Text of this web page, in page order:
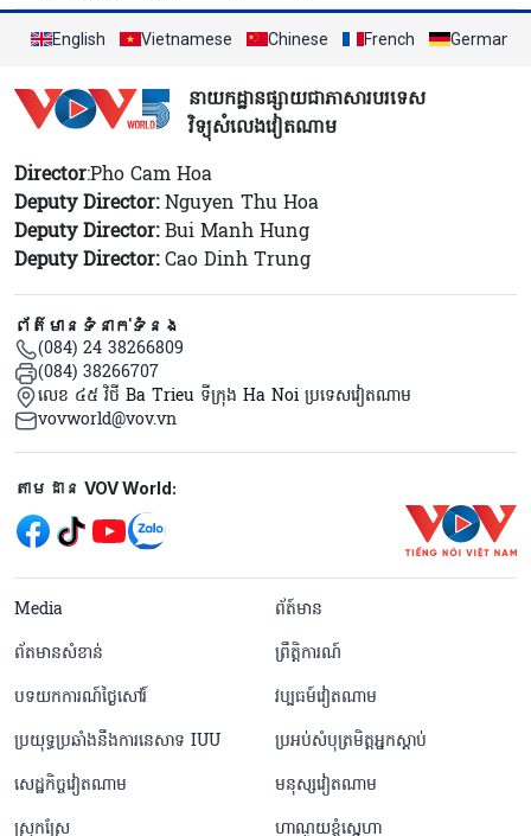
English Vietnamese Chinese French German
នាយកដ្ឋានផ្សាយជាភាសារបរទេស
វិទ្យុសំលេងវៀតណាម
Director:Pho Cam Hoa
Deputy Director:Nguyen Thu Hoa
Deputy Director:Bui Manh Hung
Deputy Director:Cao Dinh Trung
ព័ត៌មានទំនាក់ទំនង
(084) 24 38266809
(084) 38266707
លេខ ៤៥ វិថី Ba Trieu ទីក្រុង Ha Noi ប្រទេសវៀតណាម
vovworld@vov.vn
Mạng xã hội
តាមដាន VOV World:
menu footer tiếng Khmer
Media
ព័ត៍មាន
ព័តមានសំខាន់
ព្រឹត្តិការណ៍
បទយកការណ៍ថ្ងៃសៅរ៍
វប្បធម៍វៀតណាម
ប្រយុទ្ធប្រឆាំងនឹងការនេសាទ IUU
ប្រអប់សំបុត្រមិត្តអ្នកស្តាប់
សេដ្ឋកិច្ចវៀតណាម
មនុស្សវៀតណាម
ស្រុកស្រែ
ហាណូយខ្ញុំស្នេហា